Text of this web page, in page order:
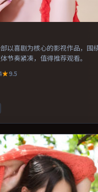
以喜剧为核心的影视作品，围
节奏紧凑，值得推荐观看。
9.5